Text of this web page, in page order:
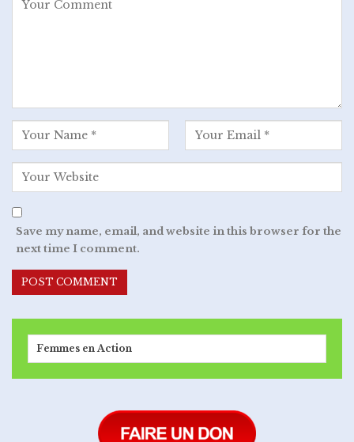
Save my name, email, and website in this browser for the
next time I comment.
Femmes en Action